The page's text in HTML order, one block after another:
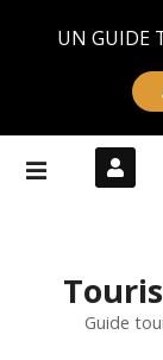
UN GUIDE
Guide